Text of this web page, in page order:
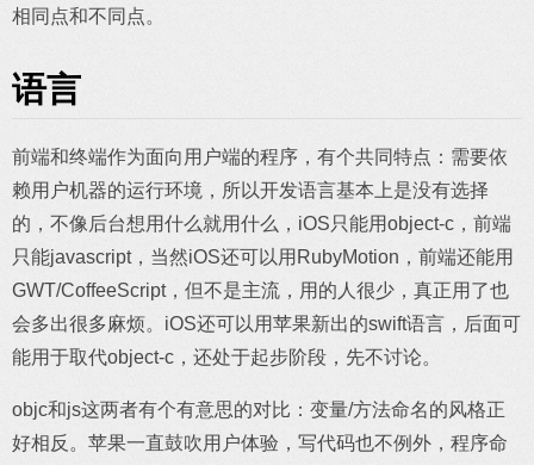
相同点和不同点。
语言
前端和终端作为面向用户端的程序，有个共同特点：需要依
赖用户机器的运行环境，所以开发语言基本上是没有选择
的，不像后台想用什么就用什么，iOS只能用object-c，前端
只能javascript，当然iOS还可以用RubyMotion，前端还能用
GWT/CoffeeScript，但不是主流，用的人很少，真正用了也
会多出很多麻烦。iOS还可以用苹果新出的swift语言，后面可
能用于取代object-c，还处于起步阶段，先不讨论。
objc和js这两者有个有意思的对比：变量/方法命名的风格正
好相反。苹果一直鼓吹用户体验，写代码也不例外，程序命